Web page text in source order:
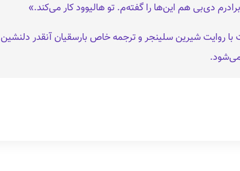
دی‌بی هم این‌ها را گفته‌م. تو هالیوود کار می‌کند.»
با روایت شیرین سلینجر و ترجمه خاص بارسقیان آنقدر